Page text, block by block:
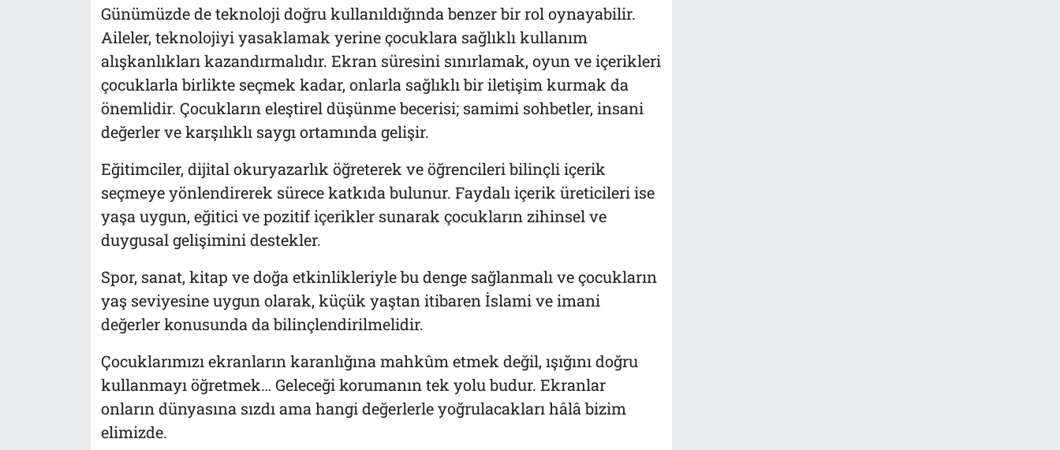
Günümüzde de teknoloji doğru kullanıldığında benzer bir rol oynayabilir.
Aileler, teknolojiyi yasaklamak yerine çocuklara sağlıklı kullanım
alışkanlıkları kazandırmalıdır. Ekran süresini sınırlamak, oyun ve içerikleri
çocuklarla birlikte seçmek kadar, onlarla sağlıklı bir iletişim kurmak da
önemlidir. Çocukların eleştirel düşünme becerisi; samimi sohbetler, insani
değerler ve karşılıklı saygı ortamında gelişir.
Eğitimciler, dijital okuryazarlık öğreterek ve öğrencileri bilinçli içerik
seçmeye yönlendirerek sürece katkıda bulunur. Faydalı içerik üreticileri ise
yaşa uygun, eğitici ve pozitif içerikler sunarak çocukların zihinsel ve
duygusal gelişimini destekler.
Spor, sanat, kitap ve doğa etkinlikleriyle bu denge sağlanmalı ve çocukların
yaş seviyesine uygun olarak, küçük yaştan itibaren İslami ve imani
değerler konusunda da bilinçlendirilmelidir.
Çocuklarımızı ekranların karanlığına mahkûm etmek değil, ışığını doğru
kullanmayı öğretmek… Geleceği korumanın tek yolu budur. Ekranlar
onların dünyasına sızdı ama hangi değerlerle yoğrulacakları hâlâ bizim
elimizde.